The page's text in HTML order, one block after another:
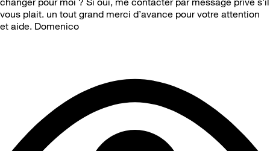
vous plait. un tout grand merci d’avance pour votre attention
et aide. Domenico